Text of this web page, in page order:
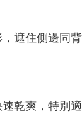
遮住側邊同
乾爽，特別